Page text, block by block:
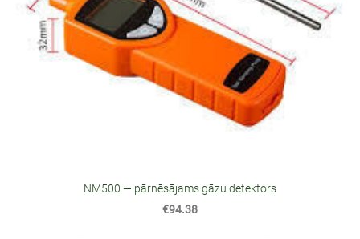
NM500 — pārnēsājams gāzu detektors
€94.38